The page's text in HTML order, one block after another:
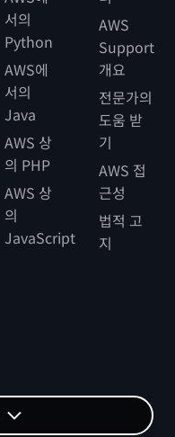
서의
Python
AWS에
서의
Java
AWS 상
의 PHP
AWS 상
의
JavaScript
AWS
Support
개요
전문가의
도움 받
기
AWS 접
근성
법적 고
지